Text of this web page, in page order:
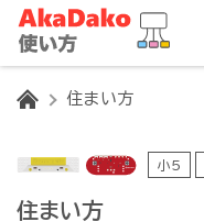
HOME
住まい方
小5
住まい方